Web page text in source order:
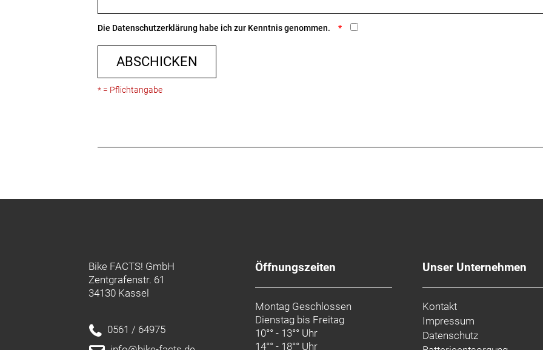
Die Datenschutzerklärung habe ich zur Kenntnis genommen.
ABSCHICKEN
* = Pflichtangabe
Bike FACTS! GmbH
Zentgrafenstr. 61
34130 Kassel
0561 / 64975
Öffnungszeiten
Montag Geschlossen
Dienstag bis Freitag
10°° - 13°° Uhr
14°° - 18°° Uhr
Unser Unternehmen
Kontakt
Impressum
Datenschutz